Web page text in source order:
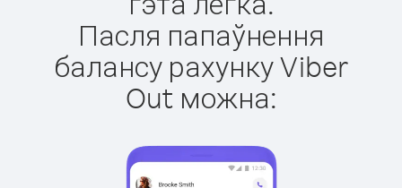
Пасля папаўнення
балансу рахунку Viber
Out можна: